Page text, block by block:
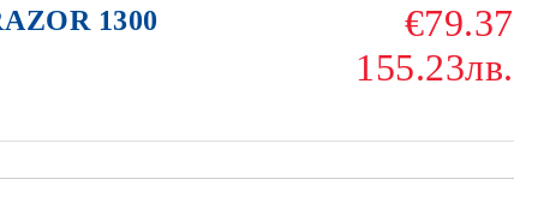
1300
€79.37
155.23лв.